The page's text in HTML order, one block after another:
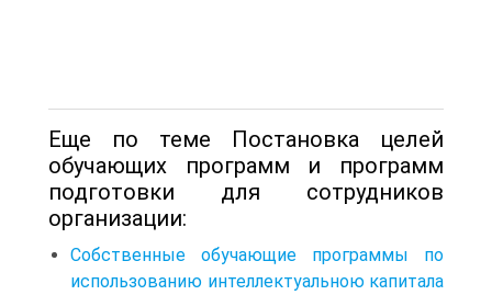
Еще по теме Постановка целей
обучающих программ и программ
подготовки для сотрудников
организации:
Собственные обучающие программы по
использованию интеллектуальною капитала